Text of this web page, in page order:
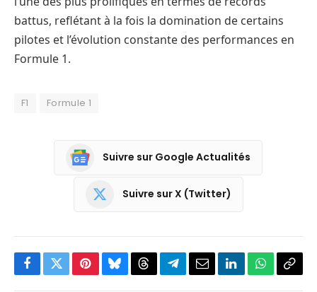
battus, reflétant à la fois la domination de certains
pilotes et l’évolution constante des performances en
Formule 1.
F1 Formule 1
Suivre sur Google Actualités
Suivre sur X (Twitter)
Facebook
TwitterPinterestBlueskyThreadsPartagerEmailLinkedInWhatsApp